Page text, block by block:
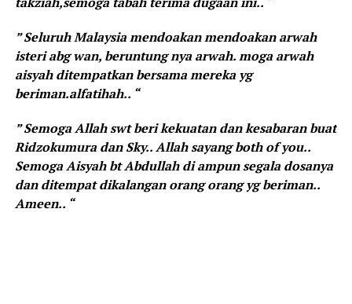
” Seluruh Malaysia mendoakan mendoakan arwah
isteri abg wan, beruntung nya arwah. moga arwah
aisyah ditempatkan bersama mereka yg
beriman.alfatihah.. “
” Semoga Allah swt beri kekuatan dan kesabaran buat
Ridzokumura dan Sky.. Allah sayang both of you..
Semoga Aisyah bt Abdullah di ampun segala dosanya
dan ditempat dikalangan orang orang yg beriman..
Ameen.. “